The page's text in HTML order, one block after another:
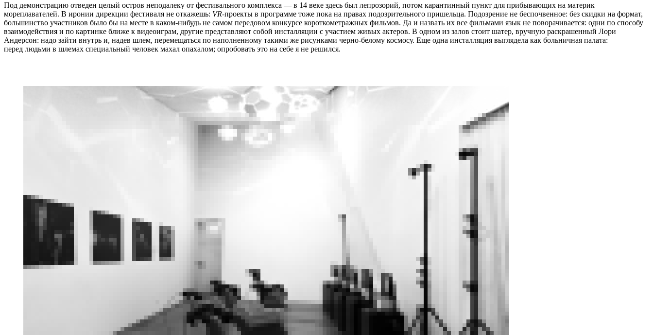
Под демонстрацию отведен целый остров неподалеку от фестивального комплекса — в 14 веке здесь был лепрозорий, потом карантинный пункт для прибывающих на материк
мореплавателей. В иронии дирекции фестиваля не откажешь: VR-проекты в программе тоже пока на правах подозрительного пришельца. Подозрение не беспочвенное: без скидки на формат,
большинство участников было бы на месте в каком-нибудь не самом передовом конкурсе короткометражных фильмов. Да и назвать их все фильмами язык не поворачивается: одни по способу
взаимодействия и по картинке ближе к видеоиграм, другие представляют собой инсталляции с участием живых актеров. В одном из залов стоит шатер, вручную раскрашенный Лори
Андерсон: надо зайти внутрь и, надев шлем, перемещаться по наполненному такими же рисунками черно-белому космосу. Еще одна инсталляция выглядела как больничная палата:
перед людьми в шлемах специальный человек махал опахалом; опробовать это на себе я не решился.